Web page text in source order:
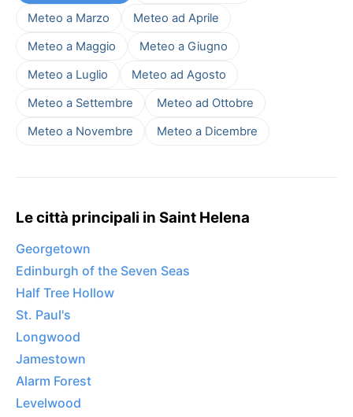
Meteo a Marzo
Meteo ad Aprile
Meteo a Maggio
Meteo a Giugno
Meteo a Luglio
Meteo ad Agosto
Meteo a Settembre
Meteo ad Ottobre
Meteo a Novembre
Meteo a Dicembre
Le città principali in Saint Helena
Georgetown
Edinburgh of the Seven Seas
Half Tree Hollow
St. Paul's
Longwood
Jamestown
Alarm Forest
Levelwood